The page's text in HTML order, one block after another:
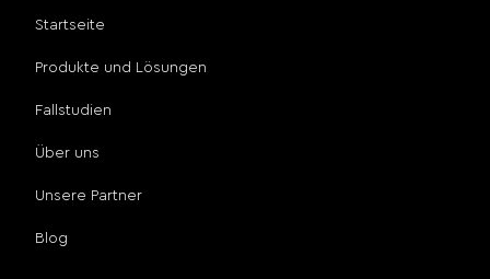
Startseite
Produkte und Lösungen
Fallstudien
Über uns
Unsere Partner
Blog